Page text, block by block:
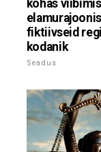
kohas
fiktiivseid
kodanik
Seadus